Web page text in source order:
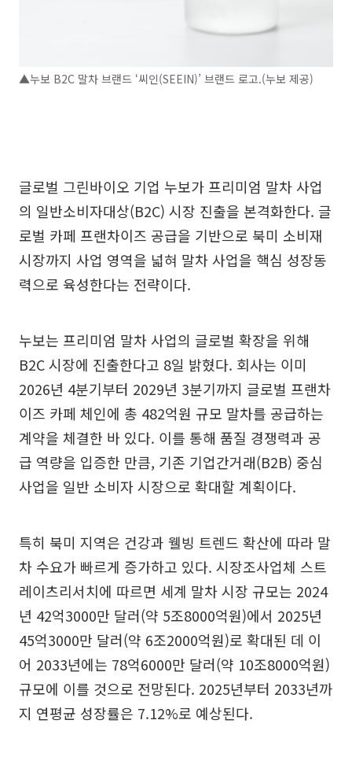
▲누보 B2C 말차 브랜드 ‘씨인(SEEIN)’ 브랜드 로고.(누보 제공)
글로벌 그린바이오 기업 누보가 프리미엄 말차 사업
의 일반소비자대상(B2C) 시장 진출을 본격화한다. 글
로벌 카페 프랜차이즈 공급을 기반으로 북미 소비재
시장까지 사업 영역을 넓혀 말차 사업을 핵심 성장동
력으로 육성한다는 전략이다.
누보는 프리미엄 말차 사업의 글로벌 확장을 위해
B2C 시장에 진출한다고 8일 밝혔다. 회사는 이미
2026년 4분기부터 2029년 3분기까지 글로벌 프랜차
이즈 카페 체인에 총 482억원 규모 말차를 공급하는
계약을 체결한 바 있다. 이를 통해 품질 경쟁력과 공
급 역량을 입증한 만큼, 기존 기업간거래(B2B) 중심
사업을 일반 소비자 시장으로 확대할 계획이다.
특히 북미 지역은 건강과 웰빙 트렌드 확산에 따라 말
차 수요가 빠르게 증가하고 있다. 시장조사업체 스트
레이츠리서치에 따르면 세계 말차 시장 규모는 2024
년 42억3000만 달러(약 5조8000억원)에서 2025년
45억3000만 달러(약 6조2000억원)로 확대된 데 이
어 2033년에는 78억6000만 달러(약 10조8000억원)
규모에 이를 것으로 전망된다. 2025년부터 2033년까
지 연평균 성장률은 7.12%로 예상된다.